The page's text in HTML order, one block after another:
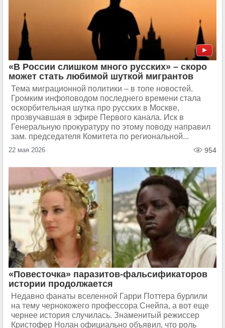
«В России слишком много русских» – скоро
может стать любимой шуткой мигрантов
Тема миграционной политики – в топе новостей.
Громким инфоповодом последнего времени стала
оскорбительная шутка про русских в Москве,
прозвучавшая в эфире Первого канала. Иск в
Генеральную прокуратуру по этому поводу направил
зам. председателя Комитета по региональной...
22 мая 2026 954
«Повесточка» паразитов-фальсификаторов
истории продолжается
Недавно фанаты вселенной Гарри Поттера бурлили
на тему чернокожего профессора Снейпа, а вот еще
чернее история случилась. Знаменитый режиссер
Кристофер Нолан официально объявил, что роль